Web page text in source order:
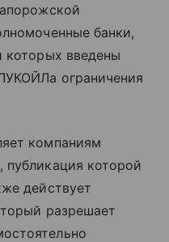
банки,
которых введены
ограничения
компаниям
которой
действует
разрешает